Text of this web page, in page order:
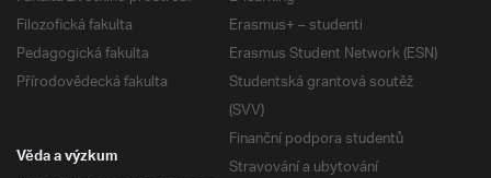
Filozofická fakulta
Pedagogická fakulta
Přírodovědecká fakulta
Erasmus+ – studenti
Erasmus Student Network (ESN)
Studentská grantová soutěž
(SVV)
Finanční podpora studentů
Stravování a ubytování
Věda a výzkum